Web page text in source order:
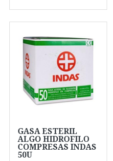
GASA ESTERIL
ALGO HIDROFILO
COMPRESAS INDAS
50U